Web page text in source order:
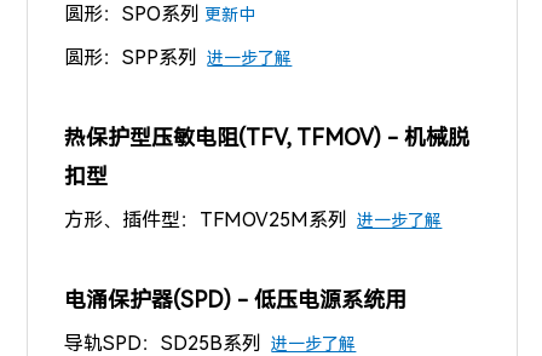
圆形：SPO系列 更新中
圆形：SPP系列进一步了解
热保护型压敏电阻(TFV, TFMOV) - 机械脱
扣型
方形、插件型：TFMOV25M系列进一步了解
电涌保护器(SPD) - 低压电源系统用
导轨SPD：SD25B系列进一步了解